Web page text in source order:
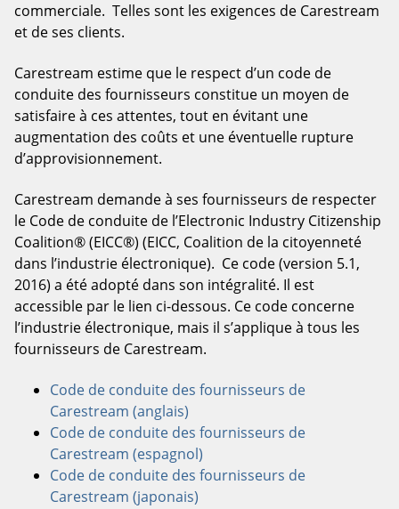
commerciale. Telles sont les exigences de Carestream
et de ses clients.
Carestream estime que le respect d’un code de
conduite des fournisseurs constitue un moyen de
satisfaire à ces attentes, tout en évitant une
augmentation des coûts et une éventuelle rupture
d’approvisionnement.
Carestream demande à ses fournisseurs de respecter
le Code de conduite de l’Electronic Industry Citizenship
Coalition® (EICC®) (EICC, Coalition de la citoyenneté
dans l’industrie électronique). Ce code (version 5.1,
2016) a été adopté dans son intégralité. Il est
accessible par le lien ci-dessous. Ce code concerne
l’industrie électronique, mais il s’applique à tous les
fournisseurs de Carestream.
Code de conduite des fournisseurs de
Carestream (anglais)
Code de conduite des fournisseurs de
Carestream (espagnol)
Code de conduite des fournisseurs de
Carestream (japonais)